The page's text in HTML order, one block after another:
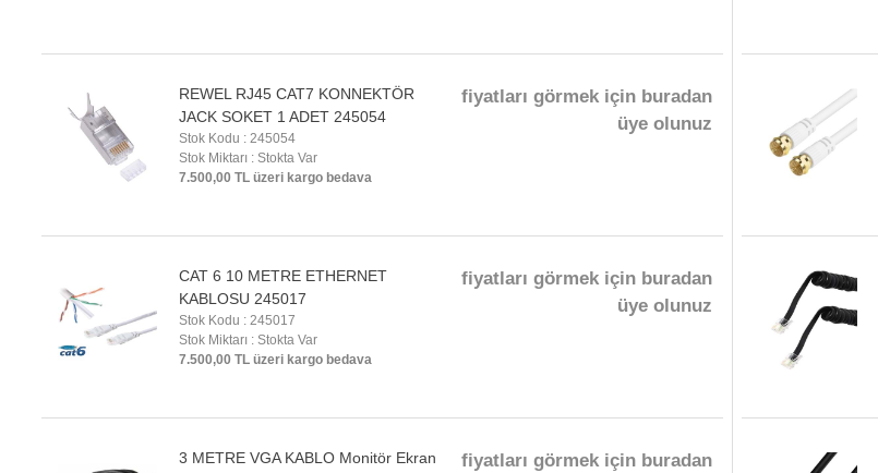
REWEL RJ45 CAT7 KONNEKTÖR
JACK SOKET 1 ADET 245054
Stok Kodu : 245054
Stok Miktarı : Stokta Var
7.500,00 TL üzeri kargo bedava
fiyatları görmek için buradan
üye olunuz
CAT 6 10 METRE ETHERNET
KABLOSU 245017
Stok Kodu : 245017
Stok Miktarı : Stokta Var
7.500,00 TL üzeri kargo bedava
fiyatları görmek için buradan
üye olunuz
3 METRE VGA KABLO Monitör Ekran
fiyatları görmek için buradan